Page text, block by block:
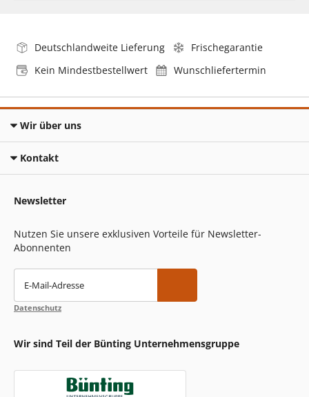
Deutschlandweite Lieferung
Frischegarantie
Kein Mindestbestellwert
Wunschliefertermin
Wir über uns
Kontakt
Newsletter
Nutzen Sie unsere exklusiven Vorteile für Newsletter-
Abonnenten
E-Mail-Adresse
Datenschutz
Wir sind Teil der Bünting Unternehmensgruppe